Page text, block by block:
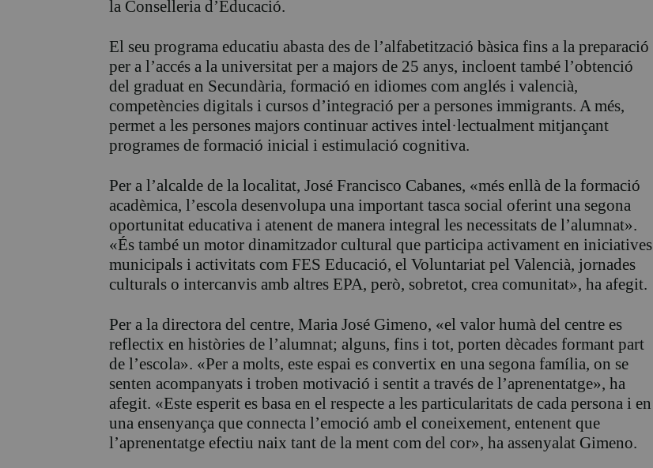
la Conselleria d’Educació.
El seu programa educatiu abasta des de l’alfabetització bàsica fins a la preparació
per a l’accés a la universitat per a majors de 25 anys, incloent també l’obtenció
del graduat en Secundària, formació en idiomes com anglés i valencià,
competències digitals i cursos d’integració per a persones immigrants. A més,
permet a les persones majors continuar actives intel·lectualment mitjançant
programes de formació inicial i estimulació cognitiva.
Per a l’alcalde de la localitat, José Francisco Cabanes, «més enllà de la formació
acadèmica, l’escola desenvolupa una important tasca social oferint una segona
oportunitat educativa i atenent de manera integral les necessitats de l’alumnat».
«És també un motor dinamitzador cultural que participa activament en iniciatives
municipals i activitats com FES Educació, el Voluntariat pel Valencià, jornades
culturals o intercanvis amb altres EPA, però, sobretot, crea comunitat», ha afegit.
Per a la directora del centre, Maria José Gimeno, «el valor humà del centre es
reflectix en històries de l’alumnat; alguns, fins i tot, porten dècades formant part
de l’escola». «Per a molts, este espai es convertix en una segona família, on se
senten acompanyats i troben motivació i sentit a través de l’aprenentatge», ha
afegit. «Este esperit es basa en el respecte a les particularitats de cada persona i en
una ensenyança que connecta l’emoció amb el coneixement, entenent que
l’aprenentatge efectiu naix tant de la ment com del cor», ha assenyalat Gimeno.